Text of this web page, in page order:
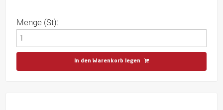
Menge (St):
In den Warenkorb legen